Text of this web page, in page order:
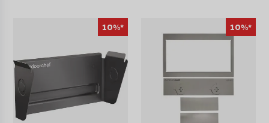
10%* 10%*